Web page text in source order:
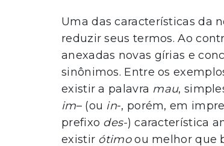
Uma das características da
reduzir seus termos. Ao
anexadas novas gírias e
sinônimos. Entre os
existir a palavra mau,
im– (ou in-, porém, em
prefixo des-) característica
existir ótimoou melhor que